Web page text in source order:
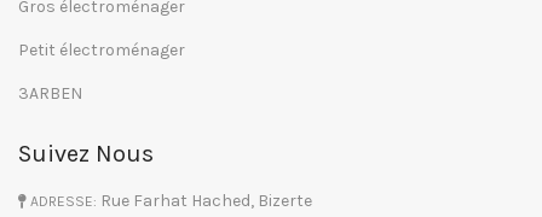
Gros électroménager
Petit électroménager
3ARBEN
Suivez Nous
ADRESSE: Rue Farhat Hached, Bizerte